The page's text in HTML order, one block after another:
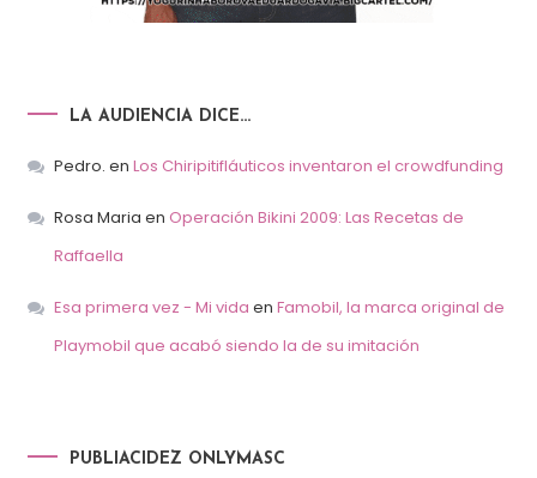
LA AUDIENCIA DICE…
Pedro. en Los Chiripitifláuticos inventaron el crowdfunding
Rosa Maria en Operación Bikini 2009: Las Recetas de
Raffaella
Esa primera vez - Mi vida en Famobil, la marca original de
Playmobil que acabó siendo la de su imitación
PUBLIACIDEZ ONLYMASC